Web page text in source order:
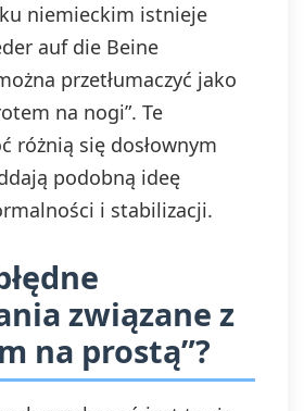
niemieckim istnieje
auf die Beine
przetłumaczyć jako
na nogi”. Te
różnią się dosłownym
podobną ideę
i stabilizacji.
związane z
na prostą”?